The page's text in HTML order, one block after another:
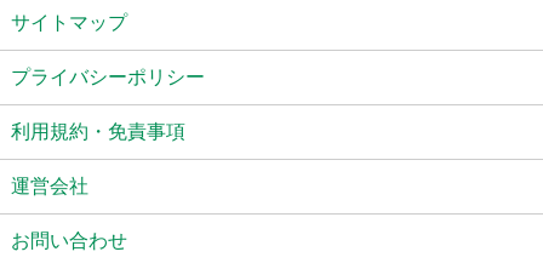
サイトマップ
プライバシーポリシー
利用規約・免責事項
運営会社
お問い合わせ